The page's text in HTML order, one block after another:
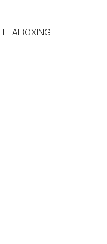
THAIBOXING